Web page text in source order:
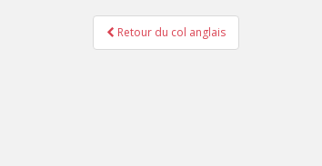
Pagination
d'article
Retour du col anglais